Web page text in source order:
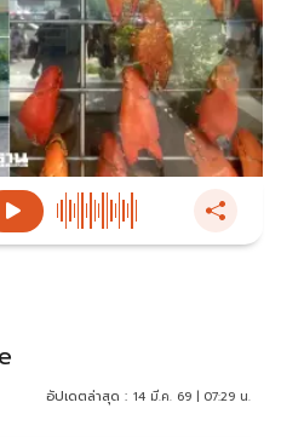
อัปเดตล่าสุด : 14 มี.ค. 69 | 07:29 น.